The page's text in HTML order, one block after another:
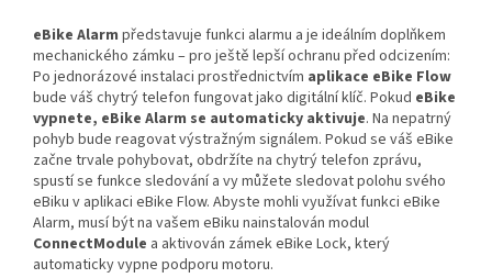
eBike Alarm představuje funkci alarmu a je ideálním doplňkem
mechanického zámku – pro ještě lepší ochranu před odcizením:
Po jednorázové instalaci prostřednictvím aplikace eBike Flow
bude váš chytrý telefon fungovat jako digitální klíč. Pokud eBike
vypnete, eBike Alarm se automaticky aktivuje. Na nepatrný
pohyb bude reagovat výstražným signálem. Pokud se váš eBike
začne trvale pohybovat, obdržíte na chytrý telefon zprávu,
spustí se funkce sledování a vy můžete sledovat polohu svého
eBiku v aplikaci eBike Flow. Abyste mohli využívat funkci eBike
Alarm, musí být na vašem eBiku nainstalován modul
ConnectModule a aktivován zámek eBike Lock, který
automaticky vypne podporu motoru.